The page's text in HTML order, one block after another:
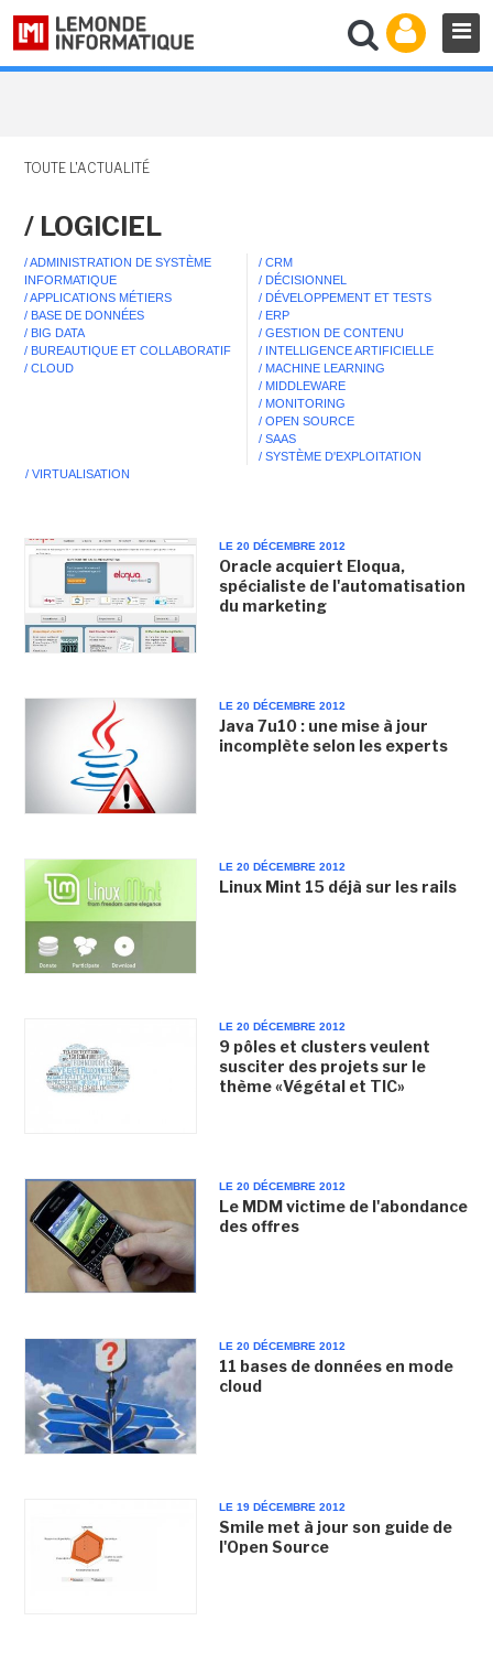
TOUTE L'ACTUALITÉ
/ LOGICIEL
/ ADMINISTRATION DE SYSTÈME
INFORMATIQUE
/ APPLICATIONS MÉTIERS
/ BASE DE DONNÉES
/ BIG DATA
/ BUREAUTIQUE ET COLLABORATIF
/ CLOUD
/ CRM
/ DÉCISIONNEL
/ DÉVELOPPEMENT ET TESTS
/ ERP
/ GESTION DE CONTENU
/ INTELLIGENCE ARTIFICIELLE
/ MACHINE LEARNING
/ MIDDLEWARE
/ MONITORING
/ OPEN SOURCE
/ SAAS
/ SYSTÈME D'EXPLOITATION
/ VIRTUALISATION
LE 20 DÉCEMBRE 2012
Oracle acquiert Eloqua,
spécialiste de l'automatisation
du marketing
LE 20 DÉCEMBRE 2012
Java 7u10 : une mise à jour
incomplète selon les experts
LE 20 DÉCEMBRE 2012
Linux Mint 15 déjà sur les rails
LE 20 DÉCEMBRE 2012
9 pôles et clusters veulent
susciter des projets sur le
thème «Végétal et TIC»
LE 20 DÉCEMBRE 2012
Le MDM victime de l'abondance
des offres
LE 20 DÉCEMBRE 2012
11 bases de données en mode
cloud
LE 19 DÉCEMBRE 2012
Smile met à jour son guide de
l'Open Source